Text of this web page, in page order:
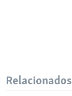
Relacionados